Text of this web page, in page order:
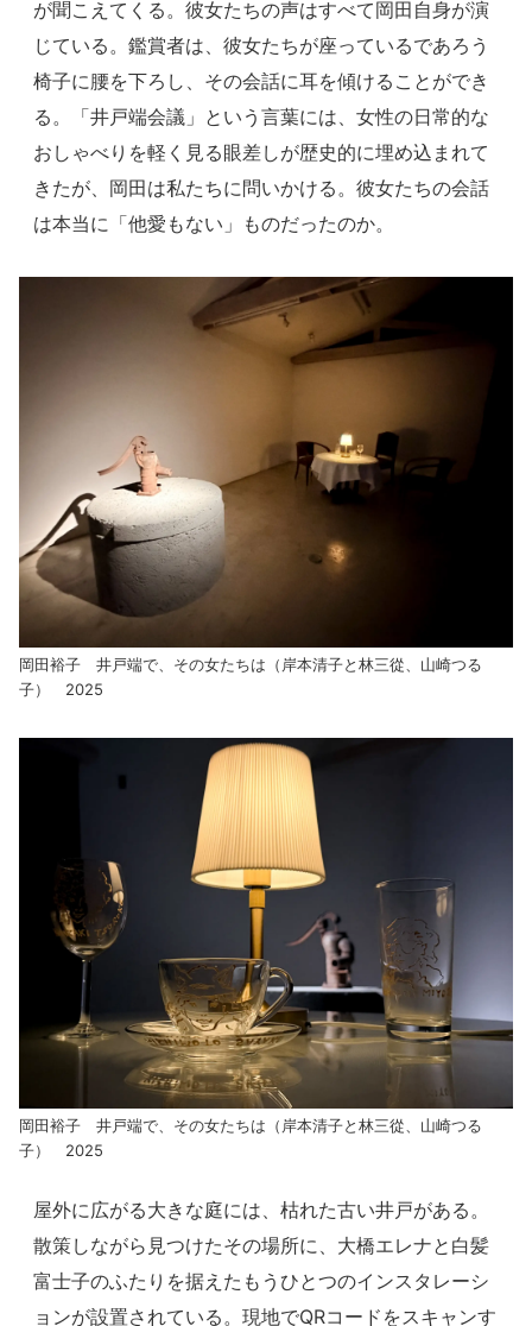
が聞こえてくる。彼女たちの声はすべて岡田自身が演
じている。鑑賞者は、彼女たちが座っているであろう
椅子に腰を下ろし、その会話に耳を傾けることができ
る。「井戸端会議」という言葉には、女性の日常的な
おしゃべりを軽く見る眼差しが歴史的に埋め込まれて
きたが、岡田は私たちに問いかける。彼女たちの会話
は本当に「他愛もない」ものだったのか。
岡田裕子 井戸端で、その女たちは（岸本清子と林三從、山崎つる
子） 2025
岡田裕子 井戸端で、その女たちは（岸本清子と林三從、山崎つる
子） 2025
屋外に広がる大きな庭には、枯れた古い井戸がある。
散策しながら見つけたその場所に、大橋エレナと白髪
富士子のふたりを据えたもうひとつのインスタレーシ
ョンが設置されている。現地でQRコードをスキャンす